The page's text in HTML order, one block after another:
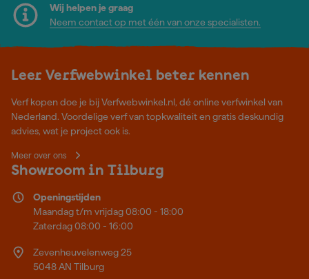
Wij helpen je graag
Neem contact op met één van onze specialisten.
Leer Verfwebwinkel beter kennen
Verf kopen doe je bij Verfwebwinkel.nl, dé online verfwinkel van
Nederland. Voordelige verf van topkwaliteit en gratis deskundig
advies, wat je project ook is.
Meer over ons
Showroom in Tilburg
Openingstijden
Maandag t/m vrijdag 08:00 - 18:00
Zaterdag 08:00 - 16:00
Zevenheuvelenweg 25
5048 AN Tilburg